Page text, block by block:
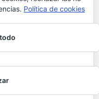
Política de cookies